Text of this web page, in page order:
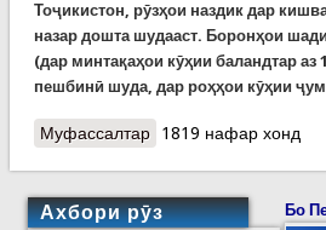
Тоҷикистон, рӯзҳои наздик дар
назар дошта шудааст. Боронҳои
(дар минтақаҳои кӯҳии баландтар аз
пешбинӣ шуда, дар роҳҳои кӯҳии
Муфассалтаро Ҳушдори Кумитаи
1819 нафар хонд
Ахбори рӯз Бо